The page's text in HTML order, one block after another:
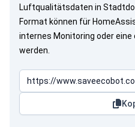
Luftqualitätsdaten in
Format können für
internes Monitoring oder
werden.